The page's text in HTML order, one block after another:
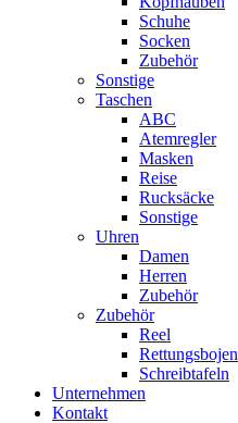
Schuhe
Socken
Zubehör
Sonstige
Taschen
ABC
Atemregler
Masken
Reise
Rucksäcke
Sonstige
Uhren
Damen
Herren
Zubehör
Zubehör
Reel
Rettungsbojen
Schreibtafeln
Unternehmen
Kontakt